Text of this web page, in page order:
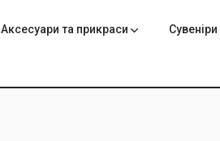
Аксесуари та прикраси Сувеніри